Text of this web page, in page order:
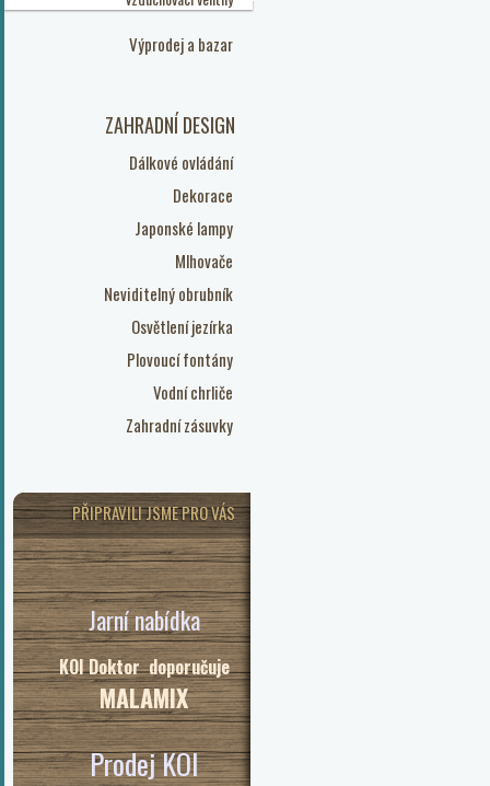
Výprodej a bazar
ZAHRADNÍ DESIGN
Dálkové ovládání
Dekorace
Japonské lampy
Mlhovače
Neviditelný obrubník
Osvětlení jezírka
Plovoucí fontány
Vodní chrliče
Zahradní zásuvky
PŘIPRAVILI JSME PRO VÁS
Jarní nabídka
KOI Doktor doporučuje
MALAMIX
Prodej KOI